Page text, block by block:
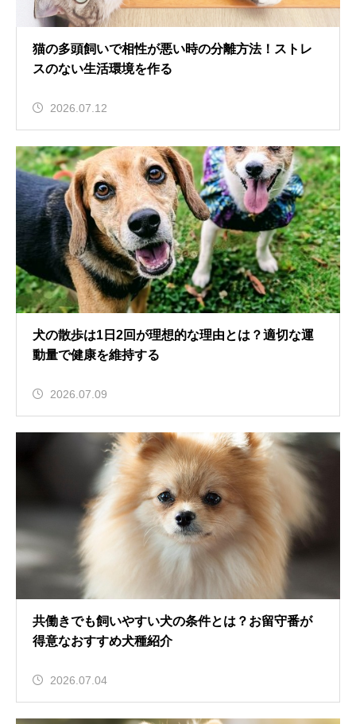
猫の多頭飼いで相性が悪い時の分離方法！ストレ
スのない生活環境を作る
2026.07.12
犬の散歩は1日2回が理想的な理由とは？適切な運
動量で健康を維持する
2026.07.09
共働きでも飼いやすい犬の条件とは？お留守番が
得意なおすすめ犬種紹介
2026.07.04